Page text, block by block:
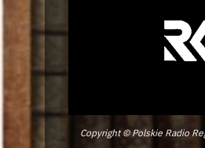
Copyright © Polskie Radio